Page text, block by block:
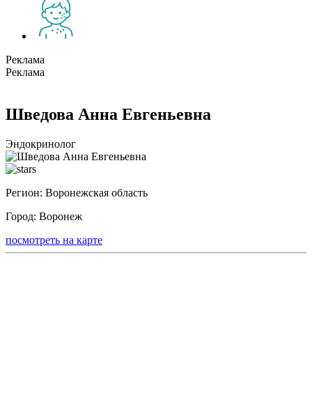
Реклама
Реклама
Шведова Анна Евгеньевна
Эндокринолог
Регион: Воронежская область
Город: Воронеж
посмотреть на карте